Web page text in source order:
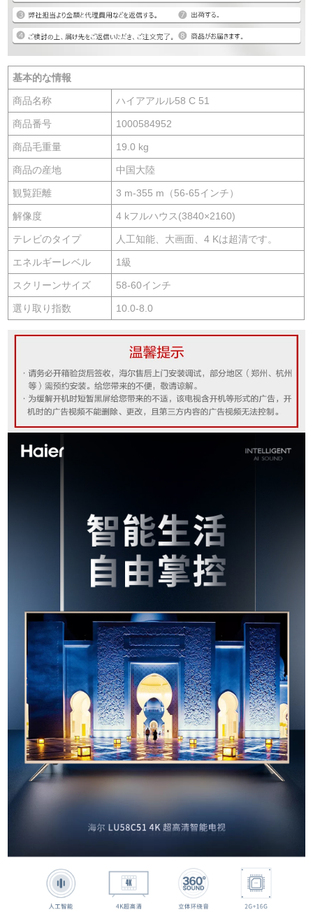
基本的な情報
商品名称 ハイアアルル58 C 51
商品番号 1000584952
商品毛重量 19.0 kg
商品の産地 中国大陸
観覧距離 3 m-355 m（56-65インチ）
解像度 4 kフルハウス(3840×2160)
テレビのタイプ 人工知能、大画面、4 Kは超清です。
エネルギーレベル 1級
スクリーンサイズ 58-60インチ
選り取り指数 10.0-8.0